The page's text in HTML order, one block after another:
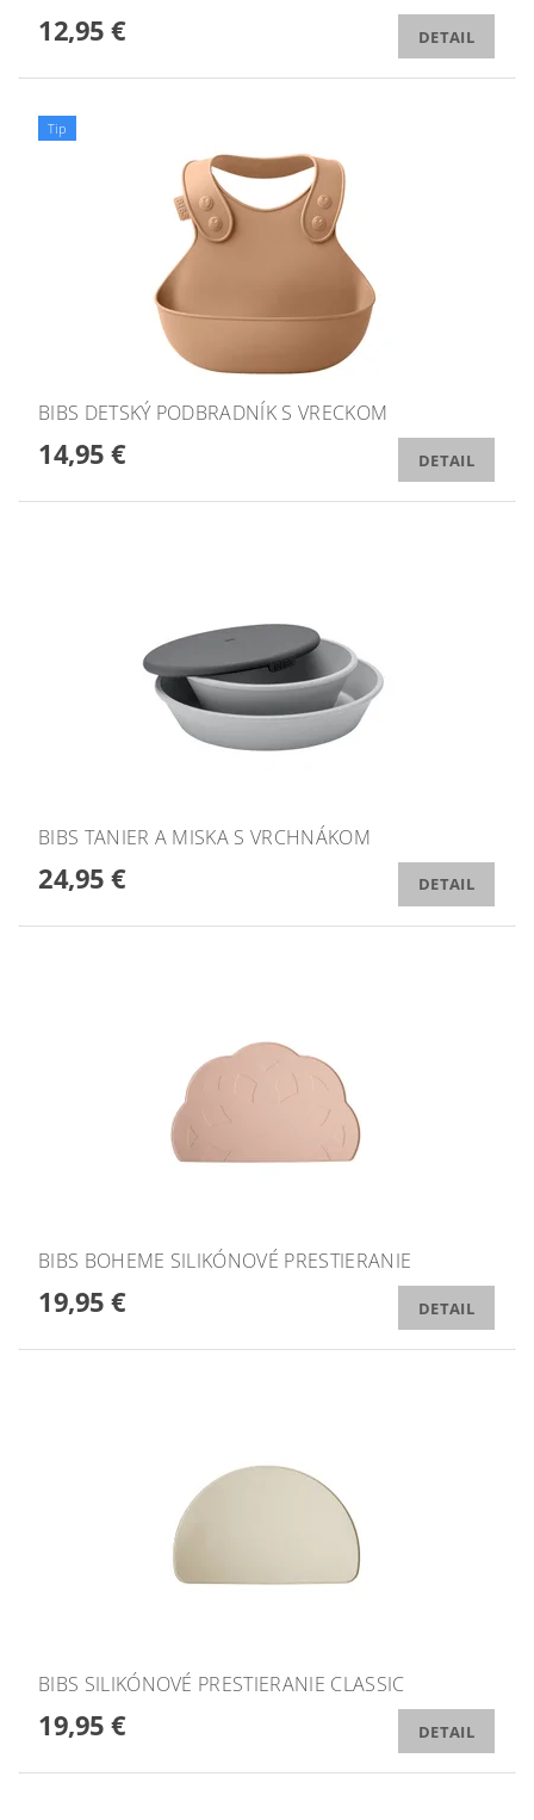
12,95 € DETAIL
Tip
BIBS DETSKÝ PODBRADNÍK S VRECKOM
14,95 € DETAIL
BIBS TANIER A MISKA S VRCHNÁKOM
24,95 € DETAIL
BIBS BOHEME SILIKÓNOVÉ PRESTIERANIE
19,95 € DETAIL
BIBS SILIKÓNOVÉ PRESTIERANIE CLASSIC
19,95 € DETAIL